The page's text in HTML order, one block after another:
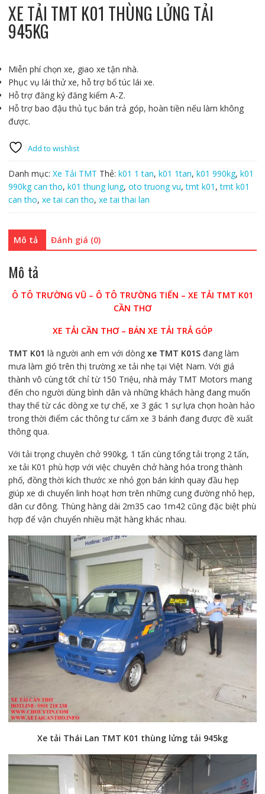
XE TẢI TMT K01 THÙNG LỬNG TẢI
945KG
Miễn phí chọn xe, giao xe tận nhà.
Phục vụ lái thử xe, hỗ trợ bổ túc lái xe.
Hỗ trợ đăng ký đăng kiểm A-Z.
Hỗ trợ bao đậu thủ tục bán trả góp, hoàn tiền nếu làm không
được.
Add to wishlist
Danh mục: Xe Tải TMT Thẻ: k01 1 tan, k01 1tan, k01 990kg, k01
990kg can tho, k01 thung lung, oto truong vu,tmt k01 ,tmt k01
can tho, xe tai can tho, xe tai thai lan
Mô tả Đánh giá (0)
Mô tả
Ô TÔ TRƯỜNG VŨ – Ô TÔ TRƯỜNG TIẾN – XE TẢI TMT K01
CẦN THƠ
XE TẢI CẦN THƠ – BÁN XE TẢI TRẢ GÓP
TMT K01 là người anh em với dòng xe TMT K01Sđang làm
mưa làm gió trên thị trường xe tải nhẹ tại Việt Nam. Với giá
thành vô cùng tốt chỉ từ 150 Triệu, nhà máy TMT Motors mang
đến cho người dùng bình dân và những khách hàng đang muốn
thay thế từ các dòng xe tự chế, xe 3 gác 1 sự lựa chọn hoàn hảo
trong thời điểm các thông tư cấm xe 3 bánh đang được đề xuất
thông qua.
Với tải trọng chuyên chở 990kg, 1 tấn cùng tổng tải trọng 2 tấn,
xe tải K01 phù hợp với việc chuyên chở hàng hóa trong thành
phố, đồng thời kích thước xe nhỏ gọn bán kính quay đầu hẹp
giúp xe di chuyển linh hoạt hơn trên những cung đường nhỏ hẹp,
dân cư đông. Thùng hàng dài 2m35 cao 1m42 cũng đặc biệt phù
hợp để vận chuyển nhiều mặt hàng khác nhau.
Xe tải Thái Lan TMT K01 thùng lửng tải 945kg